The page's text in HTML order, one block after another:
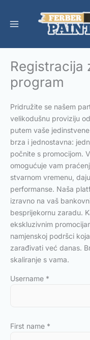
content
Registracija
program
Pridružite se našem
velikodušnu proviziju
putem vaše
brza i jednostavna:
počnite s promocijom.
omogućuje vam
stvarnom vremenu,
performanse. Naša
izravno na vaš
besprijekornu zaradu.
ekskluzivnim
namjenskoj podršci
zarađivati već danas.
skaliranje s vama.
Username *
First name *